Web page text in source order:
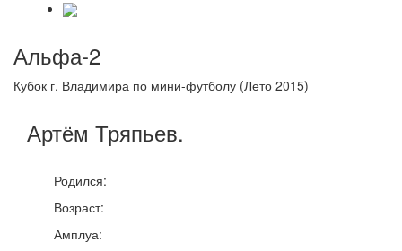
Альфа-2
Кубок г. Владимира по мини-футболу (Лето 2015)
Артём Тряпьев.
Родился:
Возраст:
Амплуа: